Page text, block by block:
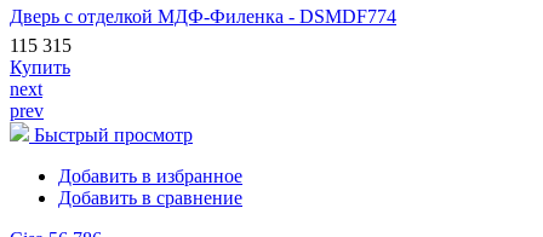
Дверь с отделкой МДФ-Филенка - DSMDF774
115 315
Купить
next
prev
Быстрый просмотр
Добавить в избранное
Добавить в сравнение